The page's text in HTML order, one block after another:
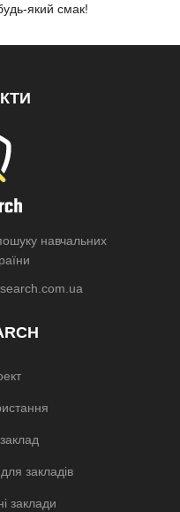
який смак!
навчальних
закладів
заклади